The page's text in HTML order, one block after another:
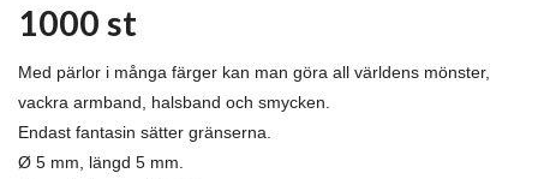
1000 st
Med pärlor i många färger kan man göra all världens mönster,
vackra armband, halsband och smycken.
Endast fantasin sätter gränserna.
Ø 5 mm, längd 5 mm.